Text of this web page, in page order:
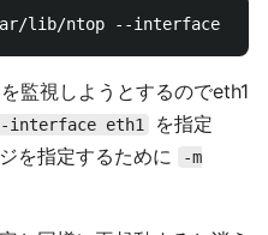
監視しようとするのでeth1
interface eth1
を指定
を指定するために
-m